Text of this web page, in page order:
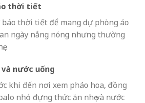
thời tiết
thời tiết để mang dự phòng áo
ngày nắng nóng nhưng thường
nước uống
khi đến nơi xem pháo hoa, đồng
nhỏ đựng thức ăn nhẹ và nước